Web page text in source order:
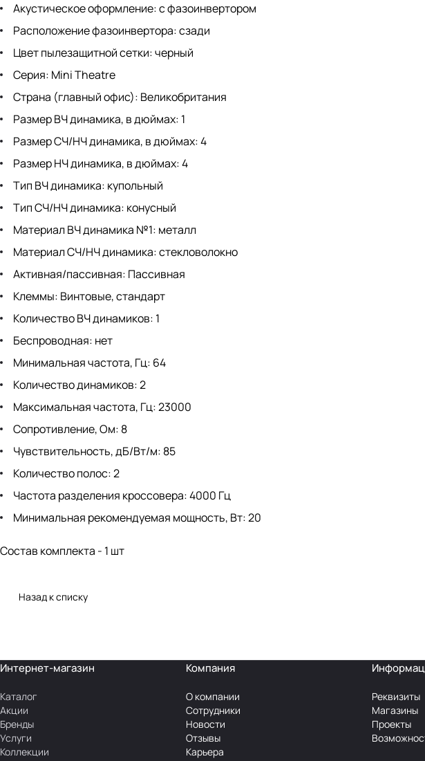
Акустическое оформление: с фазоинвертором
Расположение фазоинвертора: сзади
Цвет пылезащитной сетки: черный
Серия: Mini Theatre
Страна (главный офис): Великобритания
Размер ВЧ динамика, в дюймах: 1
Размер СЧ/НЧ динамика, в дюймах: 4
Размер НЧ динамика, в дюймах: 4
Тип ВЧ динамика: купольный
Тип СЧ/НЧ динамика: конусный
Материал ВЧ динамика №1: металл
Материал СЧ/НЧ динамика: стекловолокно
Активная/пассивная: Пассивная
Клеммы: Винтовые, стандарт
Количество ВЧ динамиков: 1
Беспроводная: нет
Минимальная частота, Гц: 64
Количество динамиков: 2
Максимальная частота, Гц: 23000
Сопротивление, Ом: 8
Чувствительность, дБ/Вт/м: 85
Количество полос: 2
Частота разделения кроссовера: 4000 Гц
Минимальная рекомендуемая мощность, Вт: 20
Состав комплекта - 1 шт
Назад к списку
Интернет-магазин
Каталог
Акции
Бренды
Услуги
Коллекции
Компания
О компании
Сотрудники
Новости
Отзывы
Карьера
Реквизиты
Магазины
Проекты